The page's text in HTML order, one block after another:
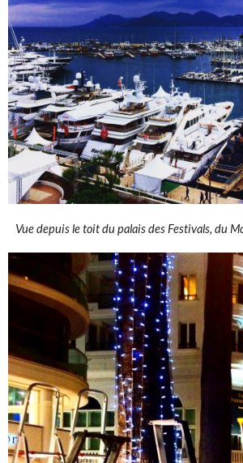
Vue depuis le toit du palais des Festivals, du